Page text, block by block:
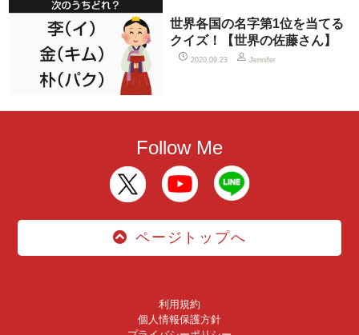
世界各国の名字第1位を当てる
クイズ！【世界の佐藤さん】
2020.09.23 Jennifer
Follow Me
ページトップへ
利用規約
個人情報保護方針